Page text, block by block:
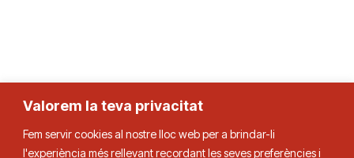
Valorem la teva privacitat
Fem servir cookies al nostre lloc web per a brindar-li
l'experiència més rellevant recordant les seves preferències i